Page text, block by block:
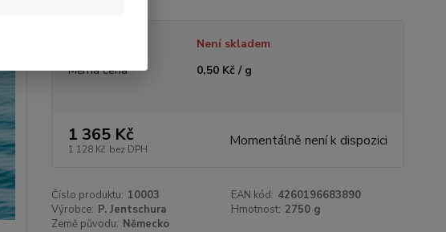
Není skladem
Měrná cena
0,50 Kč / g
1 365 Kč
1 128 Kč bez DPH Momentálně není k dispozici
Číslo produktu: 10003 EAN kód: 4260196683890
Výrobce: P. Jentschura Hmotnost: 2750 g
Země původu: Německo